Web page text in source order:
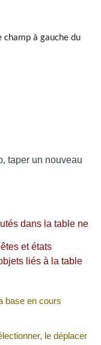
champ à gauche du
taper un nouveau
dans la table ne
et états
liés à la table
base en cours
le déplacer